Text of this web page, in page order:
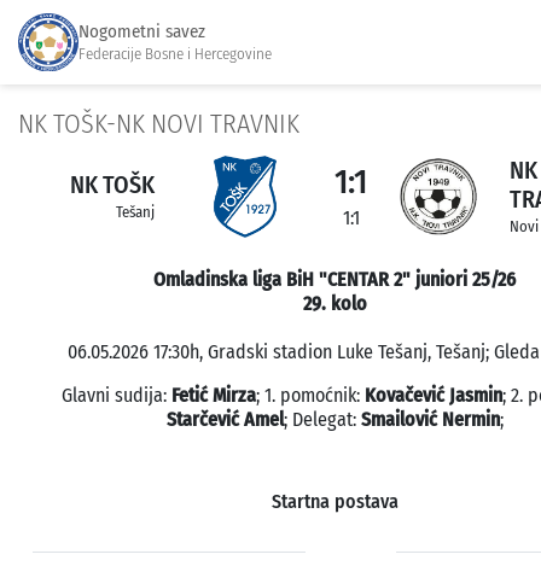
Nogometni savez
Federacije Bosne i Hercegovine
NK TOŠK-NK NOVI TRAVNIK
NK TOŠK
Tešanj
1:1
1:1
Omladinska liga BiH "CENTAR 2" juniori 25/26
29. kolo
06.05.2026 17:30h, Gradski stadion Luke Tešanj, Tešanj;
Glavni sudija: Fetić Mirza; 1. pomoćnik: Kovačević Jasmin; 2.
Starčević Amel; Delegat: Smailović Nermin;
Startna postava